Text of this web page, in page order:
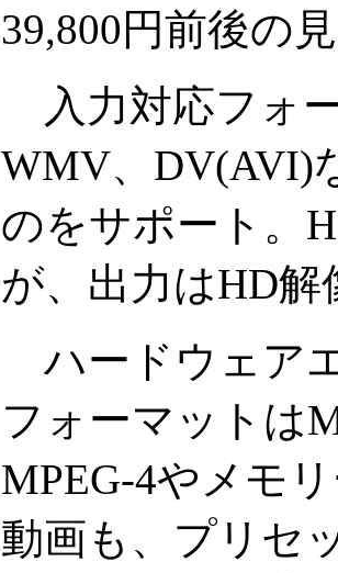
39,800円前後の
入力対応フォ
WMV、DV(AVI)
のをサポート。
が、出力はHD
ハードウェア
フォーマットは
MPEG-4やメモ
動画も、プリセ